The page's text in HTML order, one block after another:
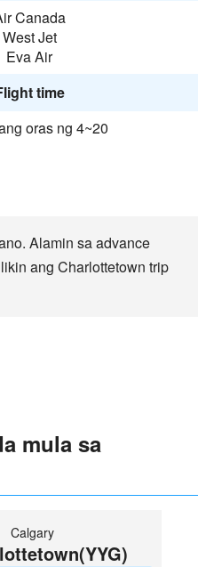
Canada
West Jet
Eva Air
time
oras ng 4~20
Alamin sa advance
ang Charlottetown trip
mula sa
Calgary